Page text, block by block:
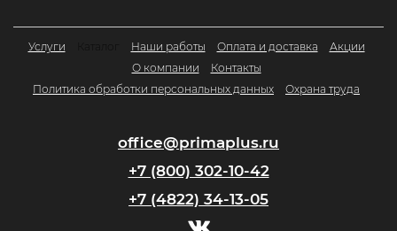
Услуги Наши работы Оплата и доставка
Акции
О компании
Контакты
Политика обработки персональных данных
Охрана труда
office@primaplus.ru
+7 (800) 302-10-42
+7 (4822) 34-13-05